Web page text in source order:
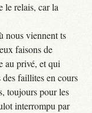
le relais, car la
nous viennent ts
faisons de
au privé, et qui
faillites en cours
toujours pour les
interrompu par